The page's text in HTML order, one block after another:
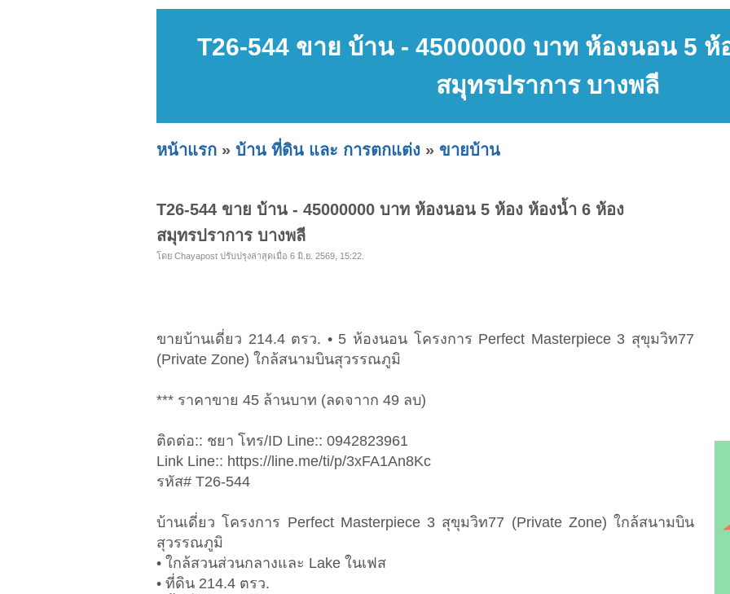
T26-544 ขาย บ้าน - 45000000 บาท ห้องนอน 5 ห้
สมุทรปราการ บางพลี
หน้าแรก » บ้าน ที่ดิน และ การตกแต่ง » ขายบ้าน
T26-544 ขาย บ้าน - 45000000 บาท ห้องนอน 5 ห้อง ห้องน้ำ 6 ห้อง
สมุทรปราการ บางพลี
โดย Chayapost ปรับปรุงล่าสุดเมื่อ 6 มิ.ย. 2569, 15:22.
ขายบ้านเดี่ยว 214.4 ตรว. • 5 ห้องนอน โครงการ Perfect Masterpiece 3 สุขุมวิท77
(Private Zone) ใกล้สนามบินสุวรรณภูมิ
*** ราคาขาย 45 ล้านบาท (ลดจาาก 49 ลบ)
ติดต่อ:: ชยา โทร/ID Line:: 0942823961
Link Line:: https://line.me/ti/p/3xFA1An8Kc
รหัส# T26-544
บ้านเดี่ยว โครงการ Perfect Masterpiece 3 สุขุมวิท77 (Private Zone) ใกล้สนามบิน
สุวรรณภูมิ
• ใกล้สวนส่วนกลางและ Lake ในเฟส
• ที่ดิน 214.4 ตรว.